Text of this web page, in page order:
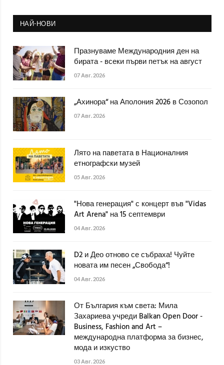
НАЙ-НОВИ
Празнуваме Международния ден на
бирата - всеки първи петък на август
07 Авг. 2026
„Ахинора“ на Аполония 2026 в Созопол
07 Авг. 2026
Лято на паветата в Националния
етнографски музей
05 Авг. 2026
"Нова генерация" с концерт във "Vidas
Art Arena" на 15 септември
04 Авг. 2026
D2 и Део отново се събраха! Чуйте
новата им песен „Свобода“!
04 Авг. 2026
От България към света: Мила
Захариева учреди Balkan Open Door -
Business, Fashion and Art –
международна платформа за бизнес,
мода и изкуство
03 Авг. 2026